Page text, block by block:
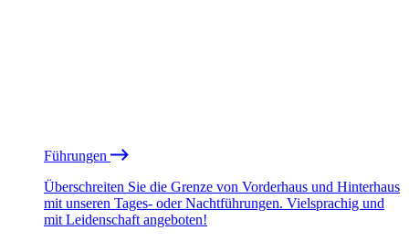
Führungen
Überschreiten Sie die Grenze von Vorderhaus und Hinterhaus
mit unseren Tages- oder Nachtführungen. Vielsprachig und
mit Leidenschaft angeboten!